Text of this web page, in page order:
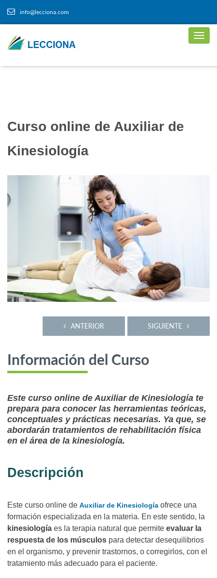
info@lecciona.com
Curso online de Auxiliar de
Kinesiología
SIGUIENTE
ANTERIOR
Información del Curso
Este curso online de Auxiliar de Kinesiología te
prepara para conocer las herramientas teóricas,
conceptuales y prácticas necesarias. Ya que, se
abordarán tratamientos de rehabilitación física
en el área de la kinesiología.
Descripción
Este curso online de Auxiliar de Kinesiología ofrece una
formación especializada en la materia. En este sentido, la
kinesiología es la terapia natural que permite evaluar la
respuesta de los músculos para detectar desequilibrios
en el organismo, y prevenir trastornos, o corregirlos, con el
tratamiento más adecuado para el paciente.